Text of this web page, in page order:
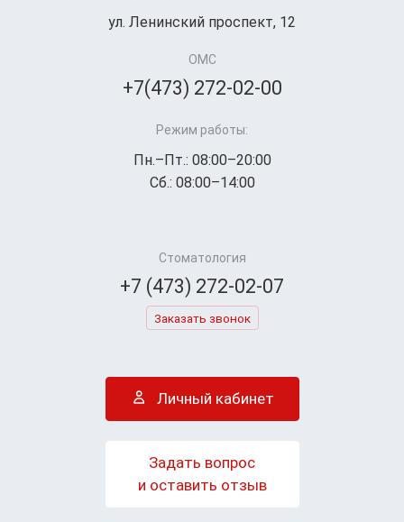
ул. Ленинский проспект, 12
ОМС
+7(473) 272-02-00
Режим работы:
Пн.–Пт.: 08:00–20:00
Сб.: 08:00–14:00
Стоматология
+7 (473) 272-02-07
Заказать звонок
Личный кабинет
Задать вопрос
и оставить отзыв